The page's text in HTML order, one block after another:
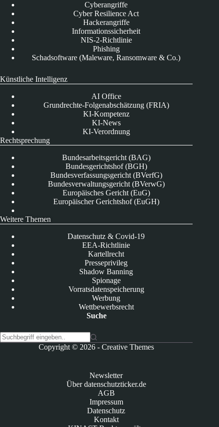
Cyberangriffe
Cyber Resilience Act
Hackerangriffe
Informationssicherheit
NIS-2-Richtlinie
Phishing
Schadsoftware (Maleware, Ransomware & Co.)
Künstliche Intelligenz
AI Office
Grundrechte-Folgenabschätzung (FRIA)
KI-Kompetenz
KI-News
KI-Verordnung
Rechtsprechung
Bundesarbeitsgericht (BAG)
Bundesgerichtshof (BGH)
Bundesverfassungsgericht (BVerfG)
Bundesverwaltungsgericht (BVerwG)
Europäisches Gericht (EuG)
Europäischer Gerichtshof (EuGH)
Weitere Themen
Datenschutz & Covid-19
EEA-Richtlinie
Kartellrecht
Presseprivileg
Shadow Banning
Spionage
Vorratsdatenspeicherung
Werbung
Wettbewerbsrecht
Suche
Copyright © 2026 -Creative Themes
Newsletter
Über datenschutzticker.de
AGB
Impressum
Datenschutz
Kontakt